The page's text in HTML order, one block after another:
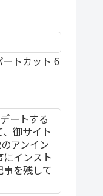
トカット 6
ートする
御サイト
アンイン
インスト
を残して